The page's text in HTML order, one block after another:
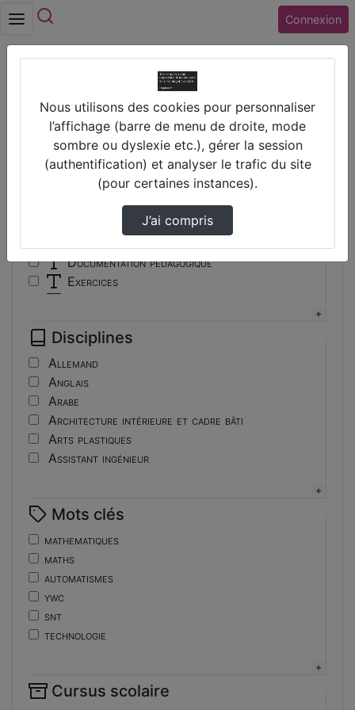
Connexion
Vidéos
Filtres
Types
Autre
Conférence
Documentation pédagogique
Exercices
Travaux d'élèves/étudiants
Tutoriel
Disciplines
Allemand
Anglais
Arabe
Architecture intérieure et cadre bâti
Arts plastiques
Assistant ingénieur
Boulangerie
Braille
Bureautique
Céramique industrielle
Chinois
Cinéma et photographie
Coiffure
Construction et réparation en carrosserie
Mots clés
mathematiques
maths
automatismes
ywc
snt
technologie
fonctions-lp
Cursus scolaire
Nous utilisons des cookies pour personnaliser
l’affichage (barre de menu de droite, mode
sombre ou dyslexie etc.), gérer la session
(authentification) et analyser le trafic du site
(pour certaines instances).
J’ai compris